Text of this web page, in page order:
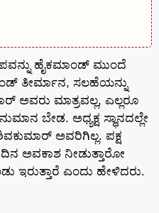
ಹೈಕಮಾಂಡ್ ಮುಂದೆ
ತೀರ್ಮಾನ, ಸಲಹೆಯನ್ನು
ಅವರು ಮಾತ್ರವಲ್ಲ, ಎಲ್ಲರೂ
ಬೇಡ. ಅಧ್ಯಕ್ಷ ಸ್ಥಾನದಲ್ಲೇ
ಅವರಿಗಿಲ್ಲ. ಪಕ್ಷ
ಅವಕಾಶ ನೀಡುತ್ತಾರೋ
ಇರುತ್ತಾರೆ ಎಂದು ಹೇಳಿದರು.